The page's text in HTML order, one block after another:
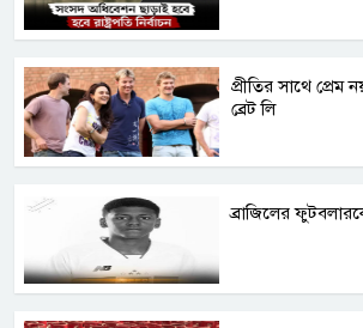
প্রীতির সাথে প্রেম
ব্রেট লি
ব্রাজিলের